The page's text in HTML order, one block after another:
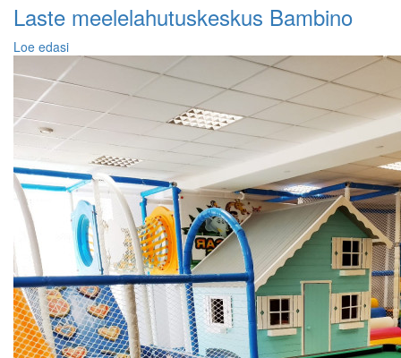
Laste meelelahutuskeskus Bambino
Loe edasi